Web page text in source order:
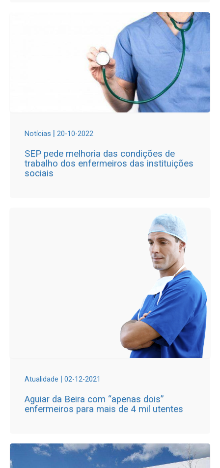
Notícias | 20-10-2022
SEP pede melhoria das condições de
trabalho dos enfermeiros das instituições
sociais
Atualidade | 02-12-2021
Aguiar da Beira com “apenas dois”
enfermeiros para mais de 4 mil utentes